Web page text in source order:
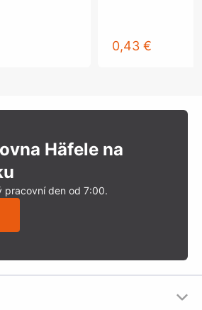
0,43 €
Häfele na
pracovní den od 7:00.